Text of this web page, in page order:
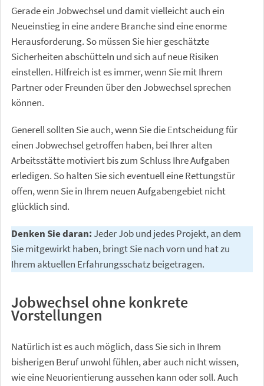
Gerade ein Jobwechsel und damit vielleicht auch ein
Neueinstieg in eine andere Branche sind eine enorme
Herausforderung. So müssen Sie hier geschätzte
Sicherheiten abschütteln und sich auf neue Risiken
einstellen. Hilfreich ist es immer, wenn Sie mit Ihrem
Partner oder Freunden über den Jobwechsel sprechen
können.
Generell sollten Sie auch, wenn Sie die Entscheidung für
einen Jobwechsel getroffen haben, bei Ihrer alten
Arbeitsstätte motiviert bis zum Schluss Ihre Aufgaben
erledigen. So halten Sie sich eventuell eine Rettungstür
offen, wenn Sie in Ihrem neuen Aufgabengebiet nicht
glücklich sind.
Denken Sie daran:Jeder Job und jedes Projekt, an dem
Sie mitgewirkt haben, bringt Sie nach vorn und hat zu
Ihrem aktuellen Erfahrungsschatz beigetragen.
Jobwechsel ohne konkrete
Vorstellungen
Natürlich ist es auch möglich, dass Sie sich in Ihrem
bisherigen Beruf unwohl fühlen, aber auch nicht wissen,
wie eine Neuorientierung aussehen kann oder soll. Auch